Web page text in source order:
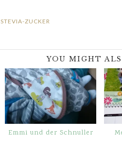
ZUCKER
YOU MIGHT
Emmi und der Schnuller